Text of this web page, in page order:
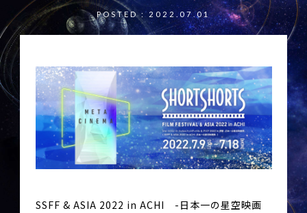
POSTED : 2022.07.01
SSFF & ASIA 2022 in ACHI -日本一の星空映画